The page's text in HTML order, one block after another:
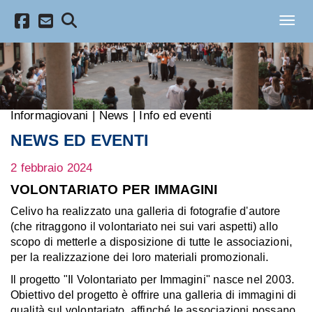
Informagiovani | News | Info ed eventi
NEWS ED EVENTI
2 febbraio 2024
VOLONTARIATO PER IMMAGINI
Celivo ha realizzato una galleria di fotografie d'autore
(che ritraggono il volontariato nei sui vari aspetti) allo
scopo di metterle a disposizione di tutte le associazioni,
per la realizzazione dei loro materiali promozionali.
Il progetto "Il Volontariato per Immagini" nasce nel 2003.
Obiettivo del progetto è offrire una galleria di immagini di